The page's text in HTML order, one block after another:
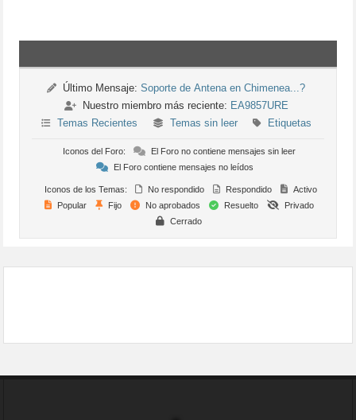
Último Mensaje: Soporte de Antena en Chimenea...?
Nuestro miembro más reciente: EA9857URE
Temas Recientes
Temas sin leer Etiquetas
Iconos del Foro:
El Foro no contiene mensajes sin leer
El Foro contiene mensajes no leídos
Iconos de los Temas: No respondido Respondido
Activo
Popular
Fijo No aprobados Resuelto
Privado
Cerrado